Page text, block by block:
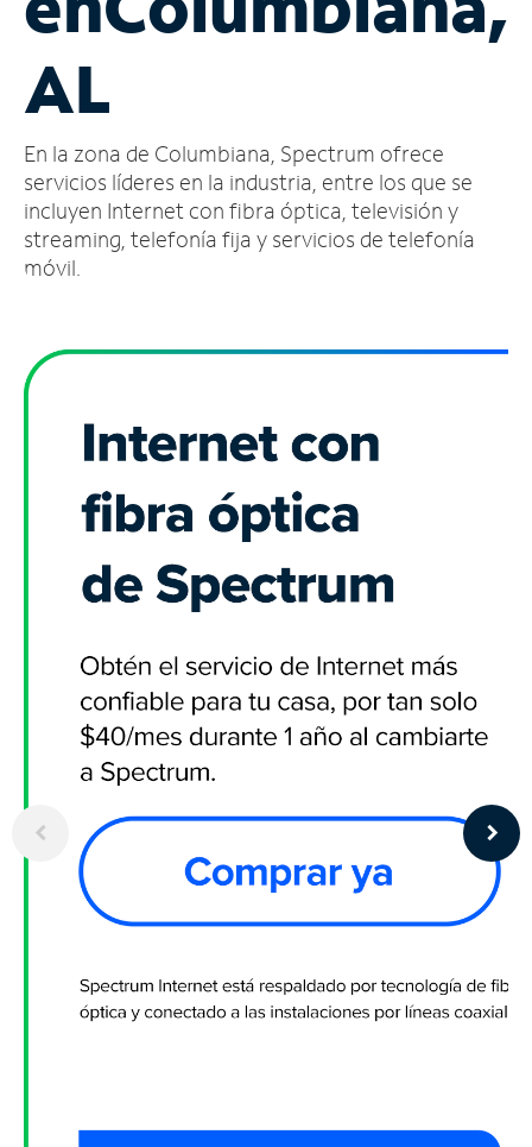
cuenta
Encuentra
tienda
AL
En la zona de Columbiana, Spectrum ofrece
servicios líderes en la industria, entre los que se
incluyen Internet con fibra óptica, televisión y
streaming, telefonía fija y servicios de telefonía
móvil.